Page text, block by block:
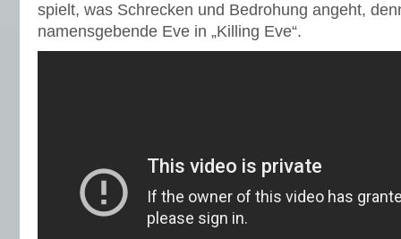
spielt, was Schrecken und Bedrohung angeht,
namensgebende Eve in „Killing Eve“.